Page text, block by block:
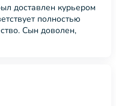
доставлен курьером
полностью
Сын доволен,